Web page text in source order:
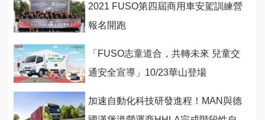
2021 FUSO第四屆商用車安駕訓練營
報名開跑
「FUSO志童道合，共轉未來 兒童交
通安全宣導」10/23華山登場
加速自動化科技研發進程！MAN與德